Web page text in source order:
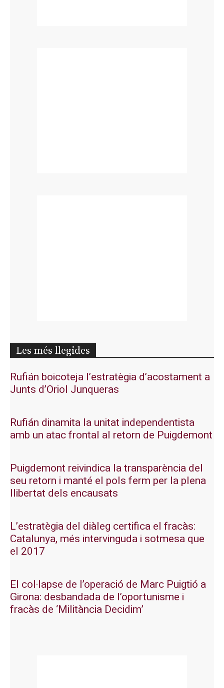
Les més llegides
Rufián boicoteja l’estratègia d’acostament a
Junts d’Oriol Junqueras
Rufián dinamita la unitat independentista
amb un atac frontal al retorn de Puigdemont
Puigdemont reivindica la transparència del
seu retorn i manté el pols ferm per la plena
llibertat dels encausats
L’estratègia del diàleg certifica el fracàs:
Catalunya, més intervinguda i sotmesa que
el 2017
El col·lapse de l’operació de Marc Puigtió a
Girona: desbandada de l’oportunisme i
fracàs de ‘Militància Decidim’